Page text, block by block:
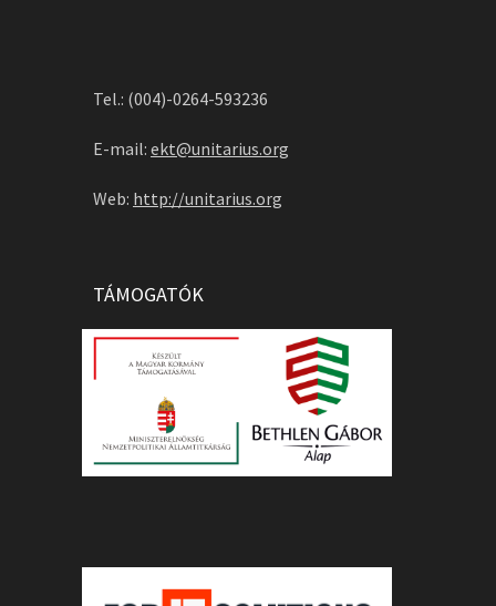
Tel.: (004)-0264-593236
E-mail: ekt@unitarius.org
Web: http://unitarius.org
TÁMOGATÓK